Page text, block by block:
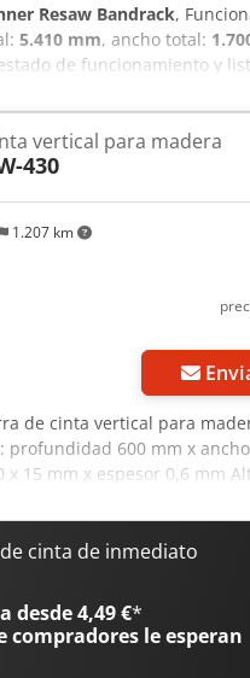
Resaw Bandrack,
5.410 mm, ancho total:
de funcionamiento y
Ai Dsha No dude en
concertar una visita
1.207 km
vertical para madera
430
de cinta vertical para
600 mm x
15 mm x espesor 0,6 mm
motrices: Ø 430 mm
Peso: aprox. 150 kg Año
de repuesto
cinta de inmediato
desde 4,49 €*
compradores le esperan